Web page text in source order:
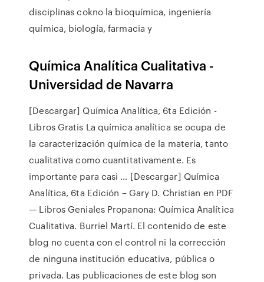
disciplinas cokno la bioquímica, ingeniería
química, biología, farmacia y
Química Analítica Cualitativa -
Universidad de Navarra
[Descargar] Química Analítica, 6ta Edición -
Libros Gratis La química analítica se ocupa de
la caracterización química de la materia, tanto
cualitativa como cuantitativamente. Es
importante para casi … [Descargar] Química
Analítica, 6ta Edición – Gary D. Christian en PDF
— Libros Geniales Propanona: Química Analítica
Cualitativa. Burriel Martí. El contenido de este
blog no cuenta con el control ni la corrección
de ninguna institución educativa, pública o
privada. Las publicaciones de este blog son